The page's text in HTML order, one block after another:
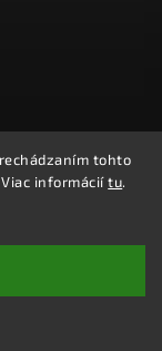
tohto
informáciítu.